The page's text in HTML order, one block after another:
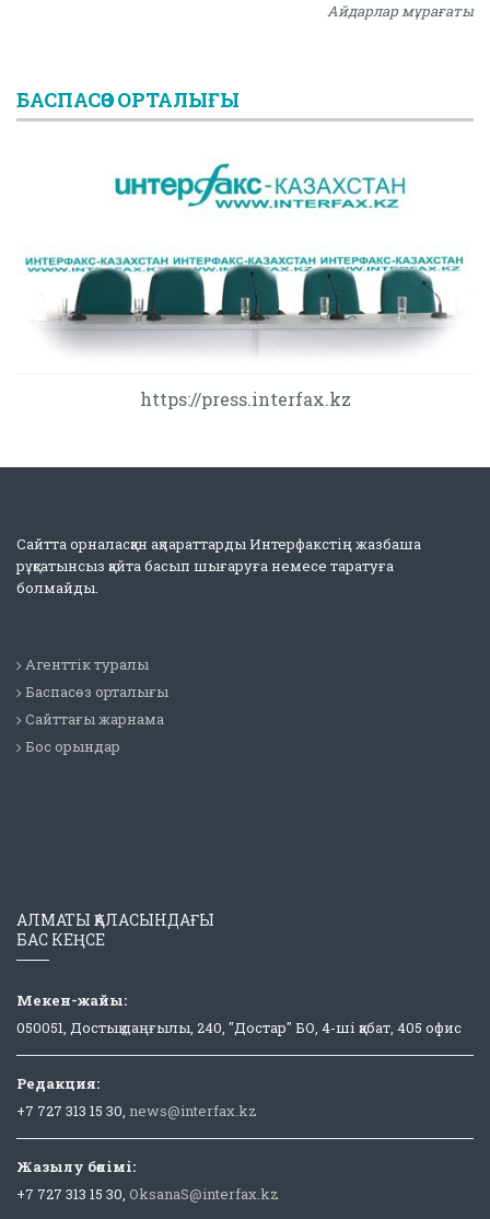
Айдарлар мұрағаты
БАСПАСӨЗ ОРТАЛЫҒЫ
https://press.interfax.kz
Сайтта орналасқан ақпараттарды Интерфакстің жазбаша
рұқсатынсыз қайта басып шығаруға немесе таратуға
болмайды.
Агенттік туралы
Баспасөз орталығы
Сайттағы жарнама
Бос орындар
АЛМАТЫ ҚАЛАСЫНДАҒЫ
БАС КЕҢСЕ
Мекен-жайы:
050051, Достық даңғылы, 240, "Достар" БО, 4-ші қабат, 405 офис
Редакция:
+7 727 313 15 30, news@interfax.kz
Жазылу бөлімі:
+7 727 313 15 30, OksanaS@interfax.kz